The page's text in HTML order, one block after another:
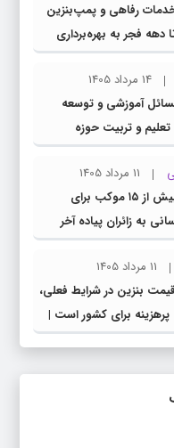
رفاهی و پمپ‌بنزین
دهه فجر به بهره‌برداری
14 مرداد 1405
آموزشی و توسعه
و تربیت حوزه
در نشست مشترک عضو
آموزش مجلس با مدیرکل
خراسان رضوی
11 مرداد 1405
آمادگی بیش از ۱۵ موکب برای
به زائران پیاده آخر
چناران
11 مرداد 1405
بنزین در شرایط فعلی،
برای کشور است |
سوخت و عوامل اصلی